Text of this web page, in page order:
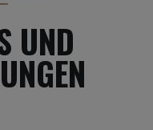
UND